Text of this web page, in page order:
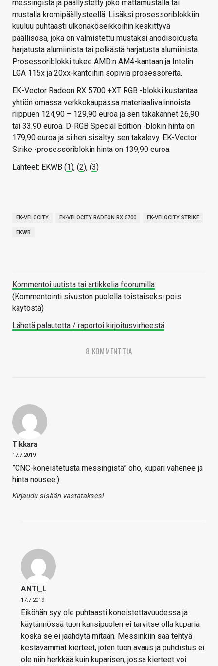
messingistä ja päällystetty joko mattamustalla tai
mustalla kromipäällysteellä. Lisäksi prosessoriblokkiin
kuuluu puhtaasti ulkonäköseikkoihin keskittyvä
päällisosa, joka on valmistettu mustaksi anodisoidusta
harjatusta alumiinista tai pelkästä harjatusta alumiinista.
Prosessoriblokki tukee AMD:n AM4-kantaan ja Intelin
LGA 115x ja 20xx-kantoihin sopivia prosessoreita.
EK-Vector Radeon RX 5700 +XT RGB -blokki kustantaa
yhtiön omassa verkkokaupassa materiaalivalinnoista
riippuen 124,90 – 129,90 euroa ja sen takakannet 26,90
tai 33,90 euroa. D-RGB Special Edition -blokin hinta on
179,90 euroa ja siihen sisältyy sen takalevy. EK-Vector
Strike -prosessoriblokin hinta on 139,90 euroa.
Lähteet: EKWB (1), (2), (3)
EK-VELOCITY EK-VELOCITY RADEON RX 5700 EK-VELOCITY STRIKE
EKWB
Kommentoi uutista tai artikkelia foorumilla
(Kommentointi sivuston puolella toistaiseksi pois
käytöstä)
Lähetä palautetta / raportoi kirjoitusvirheestä
8 KOMMENTTIA
Tikkara
17.7.2019
”CNC-koneistetusta messingistä” oho, kupari vähenee ja
hinta nousee:)
Kirjaudu sisään vastataksesi
ANTI_L
17.7.2019
Eiköhän syy ole puhtaasti koneistettavuudessa ja
käytännössä tuon kansipuolen ei tarvitse olla kuparia,
koska se ei jäähdytä mitään. Messinkiin saa tehtyä
kestävämmät kierteet, joten tuon avaus ja puhdistus ei
ole niin herkkää kuin kuparisen, jossa kierteet voi